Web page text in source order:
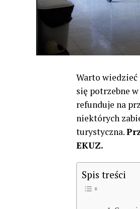
Warto wiedzieć
się potrzebne
refunduje na
niektórych
turystyczna.
EKUZ.
Spis treści